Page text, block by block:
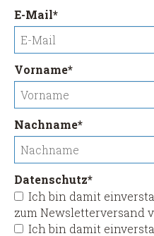
Pflichtfeld
E-Mail*
Pflichtfeld
Vorname*
Pflichtfeld
Nachname*
Pflichtfeld
Datenschutz*
Ich bin damit
zum Newsletterversand
Ich bin damit